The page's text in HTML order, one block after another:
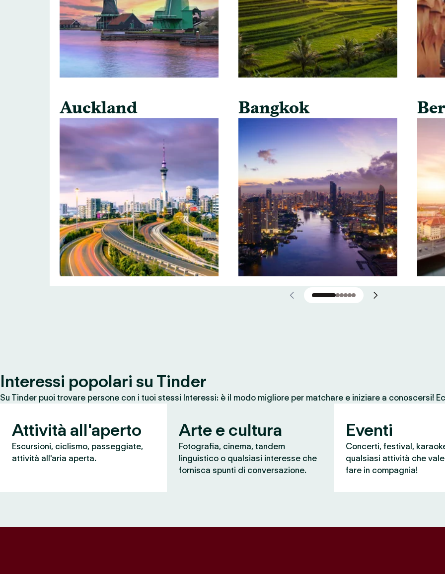
Auckland Bangkok
Interessi popolari su Tinder
Su Tinder puoi trovare persone con i tuoi stessi Interessi: è il modo migliore per matchare e iniziare a conoscersi!
Attività all'aperto
Escursioni, ciclismo, passeggiate,
attività all'aria aperta.
Arte e cultura
Fotografia, cinema, tandem
linguistico o qualsiasi interesse che
fornisca spunti di conversazione.
Eventi
Concerti, festival,
qualsiasi attività che
fare in compagnia!